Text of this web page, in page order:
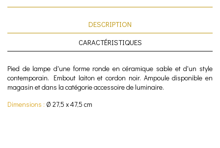
DESCRIPTION
CARACTÉRISTIQUES
Pied de lampe d'une forme ronde en céramique sable et d'un style
contemporain. Embout laiton et cordon noir. Ampoule disponible en
magasin et dans la catégorie accessoire de luminaire.
Dimensions : Ø 27,5 x 47,5 cm